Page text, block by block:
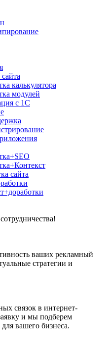
калькулятора
модулей
с 1С
сайта
ваших рекламный
стратегии и
связок в интернет-
и мы подберем
вашего бизнеса.